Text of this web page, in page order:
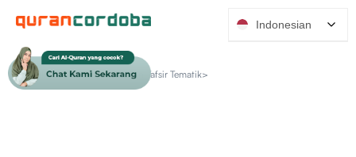
Produk Katalog > Seri Quran Tafsir Tematik>
Indonesian